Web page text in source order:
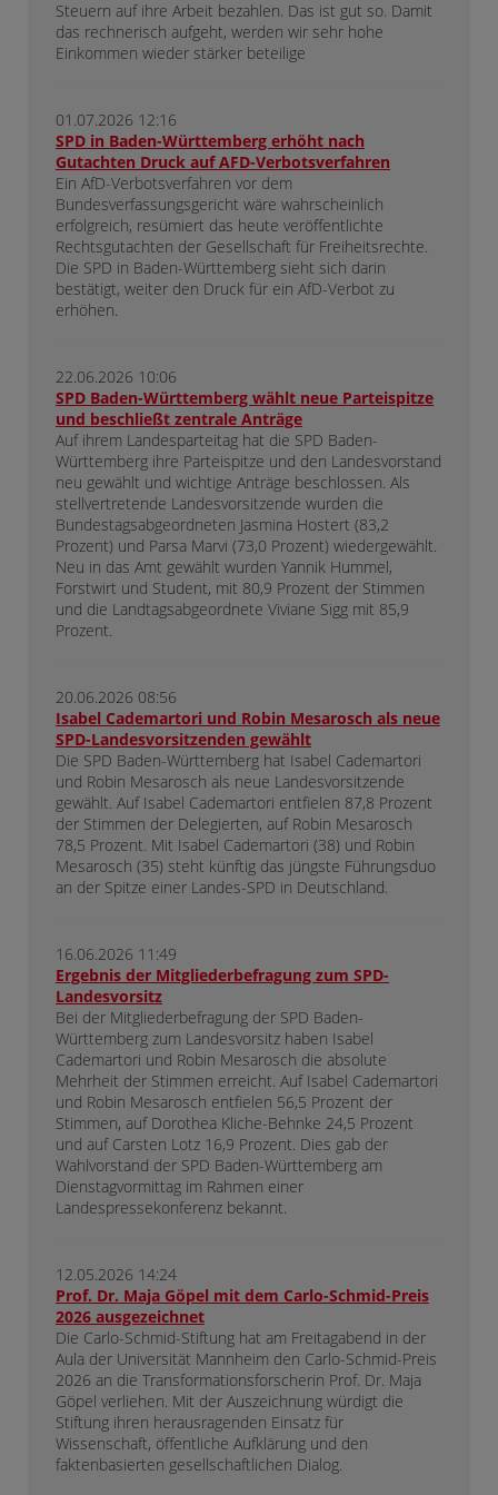
Steuern auf ihre Arbeit bezahlen. Das ist gut so. Damit
das rechnerisch aufgeht, werden wir sehr hohe
Einkommen wieder stärker beteilige
01.07.2026 12:16
SPD in Baden-Württemberg erhöht nach
Gutachten Druck auf AFD-Verbotsverfahren
Ein AfD-Verbotsverfahren vor dem
Bundesverfassungsgericht wäre wahrscheinlich
erfolgreich, resümiert das heute veröffentlichte
Rechtsgutachten der Gesellschaft für Freiheitsrechte.
Die SPD in Baden-Württemberg sieht sich darin
bestätigt, weiter den Druck für ein AfD-Verbot zu
erhöhen.
22.06.2026 10:06
SPD Baden-Württemberg wählt neue Parteispitze
und beschließt zentrale Anträge
Auf ihrem Landesparteitag hat die SPD Baden-
Württemberg ihre Parteispitze und den Landesvorstand
neu gewählt und wichtige Anträge beschlossen. Als
stellvertretende Landesvorsitzende wurden die
Bundestagsabgeordneten Jasmina Hostert (83,2
Prozent) und Parsa Marvi (73,0 Prozent) wiedergewählt.
Neu in das Amt gewählt wurden Yannik Hummel,
Forstwirt und Student, mit 80,9 Prozent der Stimmen
und die Landtagsabgeordnete Viviane Sigg mit 85,9
Prozent.
20.06.2026 08:56
Isabel Cademartori und Robin Mesarosch als neue
SPD-Landesvorsitzenden gewählt
Die SPD Baden-Württemberg hat Isabel Cademartori
und Robin Mesarosch als neue Landesvorsitzende
gewählt. Auf Isabel Cademartori entfielen 87,8 Prozent
der Stimmen der Delegierten, auf Robin Mesarosch
78,5 Prozent. Mit Isabel Cademartori (38) und Robin
Mesarosch (35) steht künftig das jüngste Führungsduo
an der Spitze einer Landes-SPD in Deutschland.
16.06.2026 11:49
Ergebnis der Mitgliederbefragung zum SPD-
Landesvorsitz
Bei der Mitgliederbefragung der SPD Baden-
Württemberg zum Landesvorsitz haben Isabel
Cademartori und Robin Mesarosch die absolute
Mehrheit der Stimmen erreicht. Auf Isabel Cademartori
und Robin Mesarosch entfielen 56,5 Prozent der
Stimmen, auf Dorothea Kliche-Behnke 24,5 Prozent
und auf Carsten Lotz 16,9 Prozent. Dies gab der
Wahlvorstand der SPD Baden-Württemberg am
Dienstagvormittag im Rahmen einer
Landespressekonferenz bekannt.
12.05.2026 14:24
Prof. Dr. Maja Göpel mit dem Carlo-Schmid-Preis
2026 ausgezeichnet
Die Carlo-Schmid-Stiftung hat am Freitagabend in der
Aula der Universität Mannheim den Carlo-Schmid-Preis
2026 an die Transformationsforscherin Prof. Dr. Maja
Göpel verliehen. Mit der Auszeichnung würdigt die
Stiftung ihren herausragenden Einsatz für
Wissenschaft, öffentliche Aufklärung und den
faktenbasierten gesellschaftlichen Dialog.